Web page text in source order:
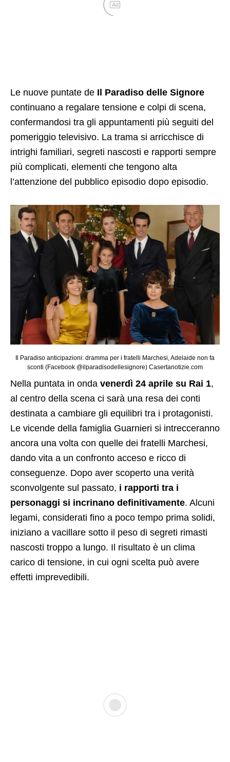
Ad
Le nuove puntate de Il Paradiso delle Signore
continuano a regalare tensione e colpi di scena,
confermandosi tra gli appuntamenti più seguiti del
pomeriggio televisivo. La trama si arricchisce di
intrighi familiari, segreti nascosti e rapporti sempre
più complicati, elementi che tengono alta
l’attenzione del pubblico episodio dopo episodio.
Il Paradiso anticipazioni: dramma per i fratelli Marchesi, Adelaide non fa
sconti (Facebook @ilparadisodellesignore) Casertanotizie.com
Nella puntata in onda venerdì 24 aprile su Rai 1,
al centro della scena ci sarà una resa dei conti
destinata a cambiare gli equilibri tra i protagonisti.
Le vicende della famiglia Guarnieri si intrecceranno
ancora una volta con quelle dei fratelli Marchesi,
dando vita a un confronto acceso e ricco di
conseguenze. Dopo aver scoperto una verità
sconvolgente sul passato, i rapporti tra i
personaggi si incrinano definitivamente. Alcuni
legami, considerati fino a poco tempo prima solidi,
iniziano a vacillare sotto il peso di segreti rimasti
nascosti troppo a lungo. Il risultato è un clima
carico di tensione, in cui ogni scelta può avere
effetti imprevedibili.